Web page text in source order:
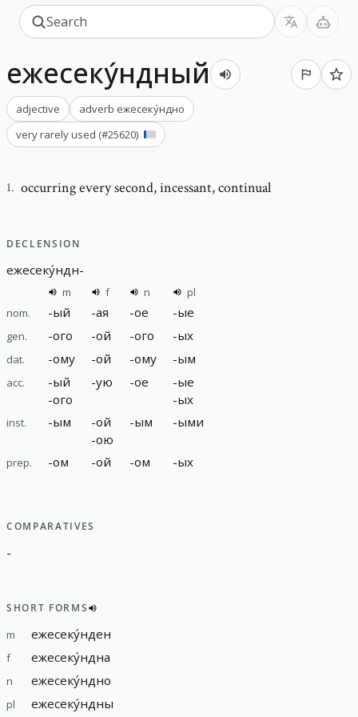
ежесеку́ндный
adjective adverb ежесеку́ндно
very rarely used (#25620)
1. occurring every second,incessant, continual
DECLENSION
ежесеку́ндн-
m f n
pl
nom.
-ый -ая -ое -ые
gen. -ого -ой -ого -ых
dat. -ому -ой -ому -ым
acc. -ый
-ого
-ую -ое -ые
-ых
inst. -ым -ой
-ою
-ым -ыми
prep. -ом -ой -ом -ых
COMPARATIVES
-
SHORT FORMS
m ежесеку́нден
f ежесеку́ндна
n ежесеку́ндно
pl ежесеку́ндны